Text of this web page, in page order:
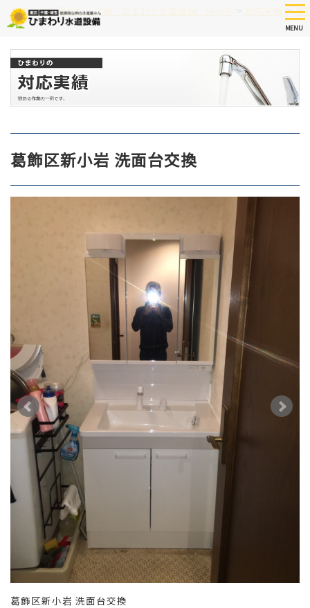
Skip
to
content
MENU
つまり、水漏れなど修理 ひまわり水道設備 HOME >東
葛飾区新小岩 洗面台交換
葛飾区新小岩 洗面台交換